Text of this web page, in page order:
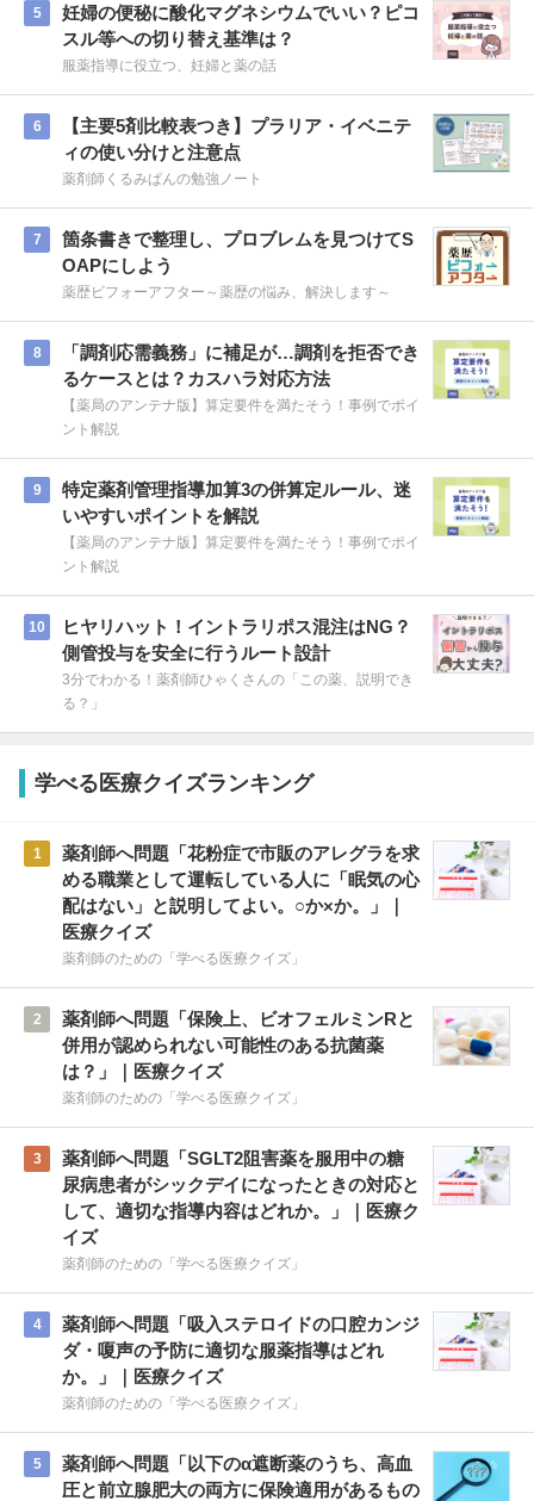
5
妊婦の便秘に酸化マグネシウムでいい？ピコ
スル等への切り替え基準は？
服薬指導に役立つ、妊婦と薬の話
6
【主要5剤比較表つき】プラリア・イベニテ
ィの使い分けと注意点
薬剤師くるみぱんの勉強ノート
7
箇条書きで整理し、プロブレムを見つけてS
OAPにしよう
薬歴ビフォーアフター～薬歴の悩み、解決します～
8
「調剤応需義務」に補足が…調剤を拒否でき
るケースとは？カスハラ対応方法
【薬局のアンテナ版】算定要件を満たそう！事例でポイ
ント解説
9
特定薬剤管理指導加算3の併算定ルール、迷
いやすいポイントを解説
【薬局のアンテナ版】算定要件を満たそう！事例でポイ
ント解説
10
ヒヤリハット！イントラリポス混注はNG？
側管投与を安全に行うルート設計
3分でわかる！薬剤師ひゃくさんの「この薬、説明でき
る？」
学べる医療クイズランキング
1
薬剤師へ問題「花粉症で市販のアレグラを求
める職業として運転している人に「眠気の心
配はない」と説明してよい。○か×か。」｜
医療クイズ
薬剤師のための「学べる医療クイズ」
2
薬剤師へ問題「保険上、ビオフェルミンRと
併用が認められない可能性のある抗菌薬
は？」｜医療クイズ
薬剤師のための「学べる医療クイズ」
3
薬剤師へ問題「SGLT2阻害薬を服用中の糖
尿病患者がシックデイになったときの対応と
して、適切な指導内容はどれか。」｜医療ク
イズ
薬剤師のための「学べる医療クイズ」
4
薬剤師へ問題「吸入ステロイドの口腔カンジ
ダ・嗄声の予防に適切な服薬指導はどれ
か。」｜医療クイズ
薬剤師のための「学べる医療クイズ」
5
薬剤師へ問題「以下のα遮断薬のうち、高血
圧と前立腺肥大の両方に保険適用があるもの